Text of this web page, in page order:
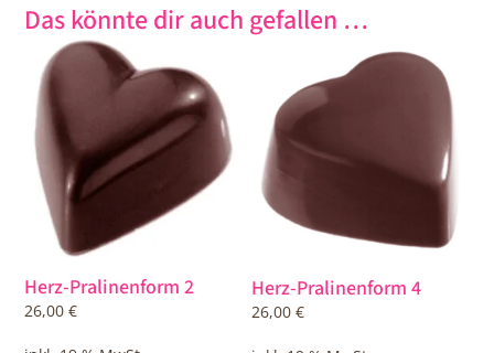
Das könnte dir auch gefallen …
Herz-Pralinenform 2
26,00 €
Herz-Pralinenform 4
26,00€